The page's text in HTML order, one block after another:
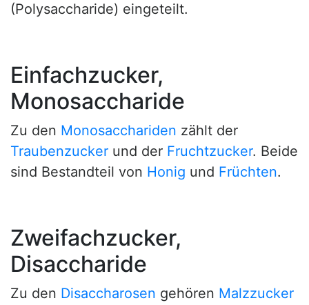
(Polysaccharide) eingeteilt.
Einfachzucker,
Monosaccharide
Zu den Monosacchariden zählt der
Traubenzucker und der Fruchtzucker. Beide
sind Bestandteil von Honig und Früchten.
Zweifachzucker,
Disaccharide
Zu den Disaccharosen gehören Malzzucker